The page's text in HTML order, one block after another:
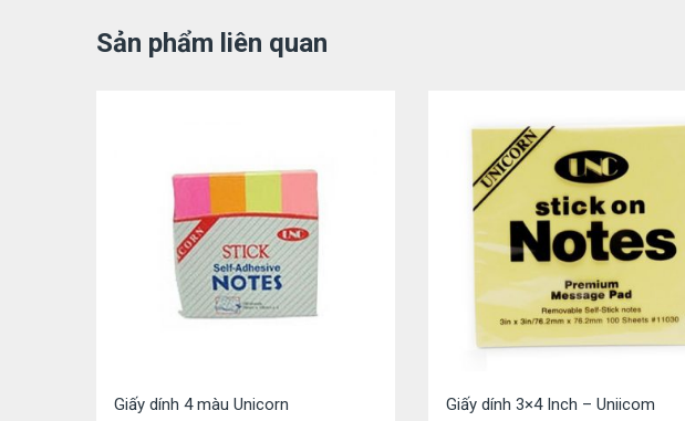
Sản phẩm liên quan
Giấy dính 4 màu Unicorn Giấy dính 3×4 Inch – Uniicom